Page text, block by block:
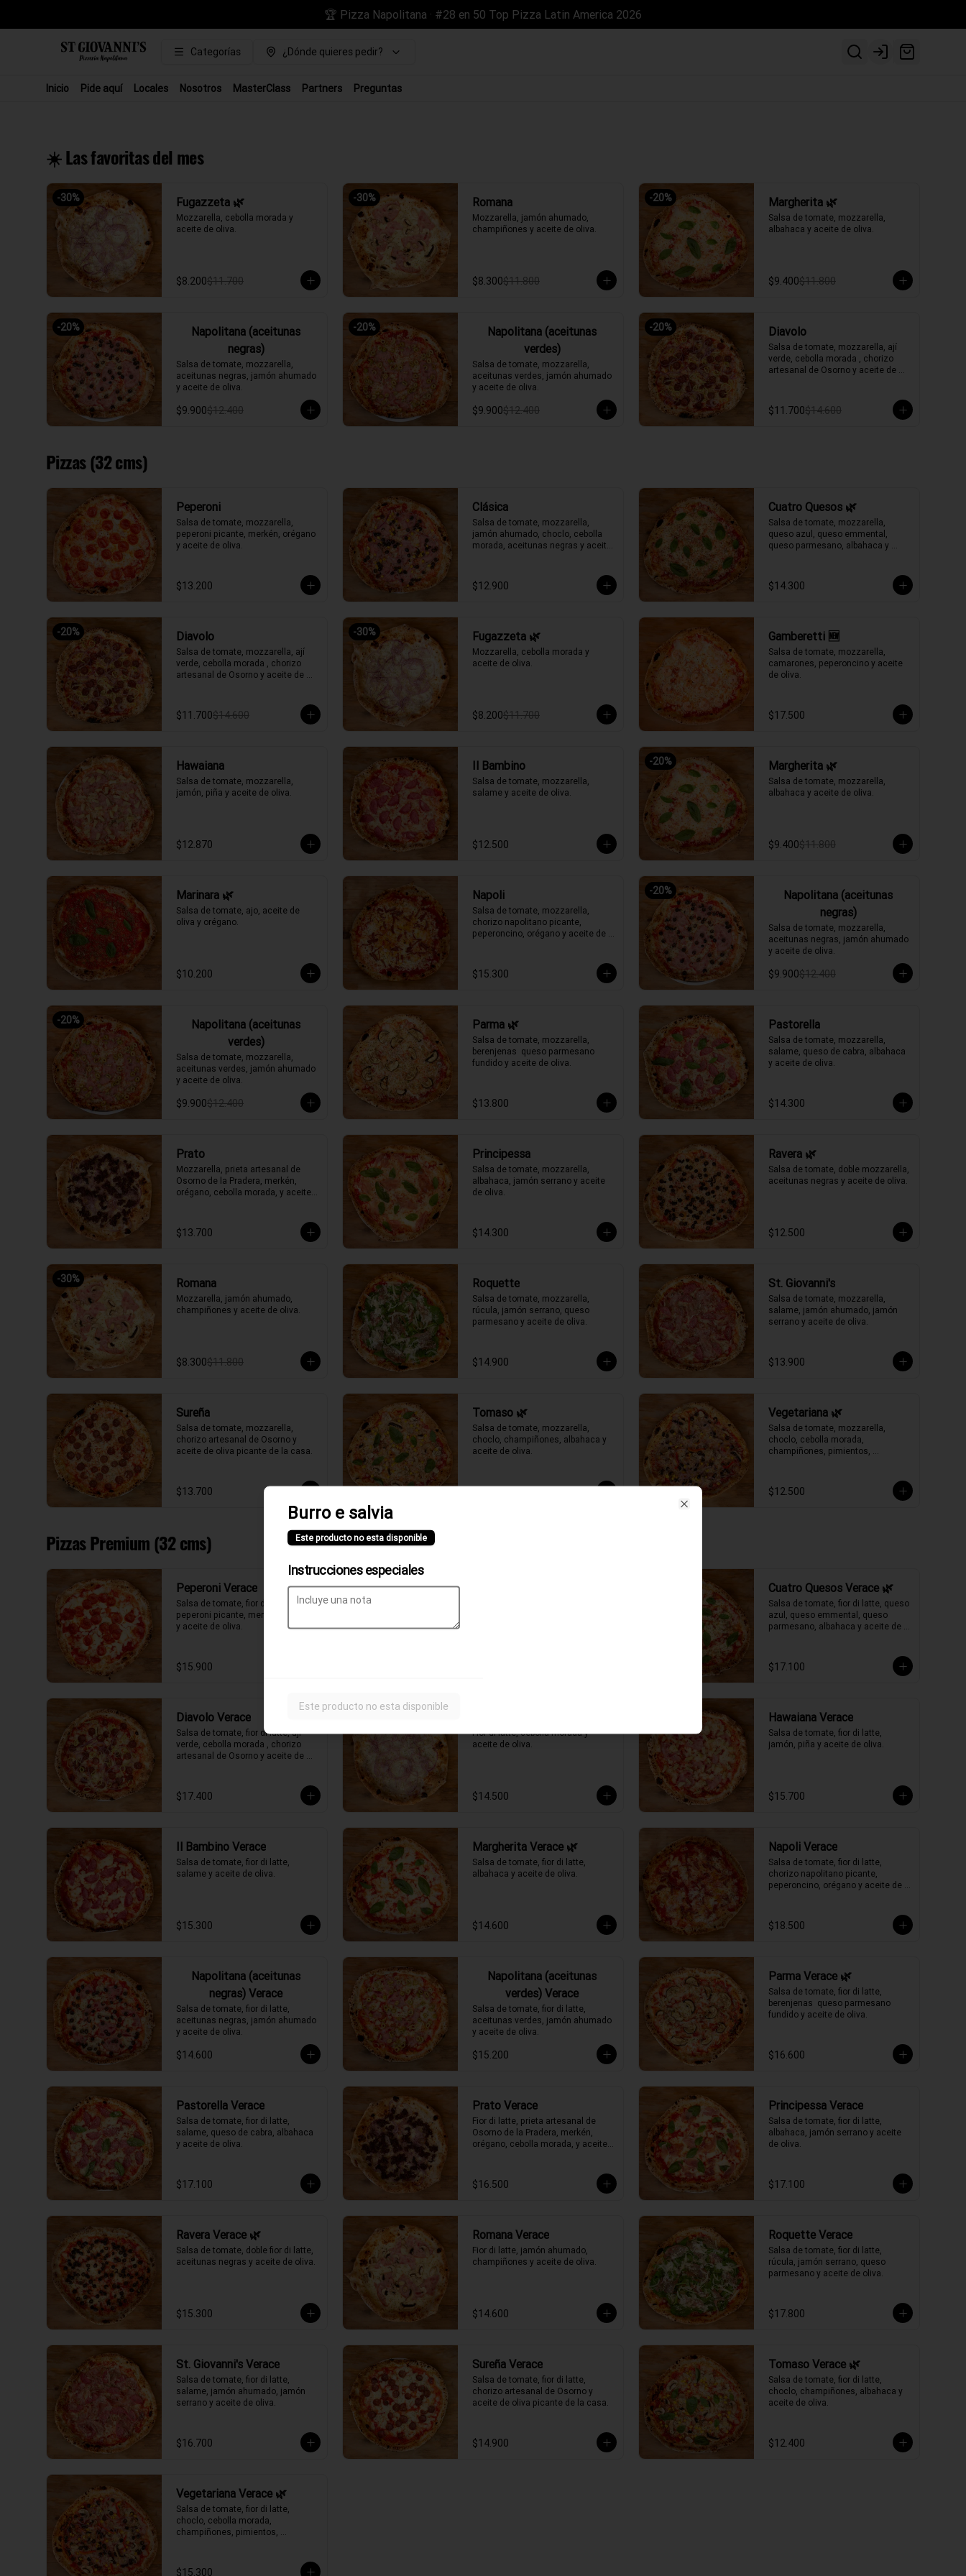
🏆 Pizza Napolitana · #28 en 50 Top Pizza Latin America 2026
Categorías ¿Dónde quieres pedir? Login
Inicio Pide aquí Locales Nosotros MasterClass Partners Preguntas
☀️ Las favoritas del mes
-30% Fugazzeta 🌿
Mozzarella, cebolla morada y
aceite de oliva.
$8.200$11.700
-30% Romana
Mozzarella, jamón ahumado,
champiñones y aceite de oliva.
$8.300$11.800
-20% Margherita 🌿
Salsa de tomate, mozzarella,
albahaca y aceite de oliva.
$9.400$11.800
-20%
Napolitana (aceitunas
negras)
Salsa de tomate, mozzarella,
aceitunas negras, jamón ahumado
y aceite de oliva.
$9.900$12.400
-20%
Napolitana (aceitunas
verdes)
Salsa de tomate, mozzarella,
aceitunas verdes, jamón ahumado
y aceite de oliva.
$9.900$12.400
-20% Diavolo
Salsa de tomate, mozzarella, ají
verde, cebolla morada , chorizo
artesanal de Osorno y aceite de
$11.700$14.600
Pizzas (32 cms)
Peperoni
Salsa de tomate, mozzarella,
peperoni picante, merkén, orégano
y aceite de oliva.
$13.200
Clásica
Salsa de tomate, mozzarella,
jamón ahumado, choclo, cebolla
morada, aceitunas negras y aceite
$12.900
Cuatro Quesos 🌿
Salsa de tomate, mozzarella,
queso azul, queso emmental,
queso parmesano, albahaca y
$14.300
-20% Diavolo
Salsa de tomate, mozzarella, ají
verde, cebolla morada , chorizo
artesanal de Osorno y aceite de
$11.700$14.600
-30% Fugazzeta 🌿
Mozzarella, cebolla morada y
aceite de oliva.
$8.200$11.700
Gamberetti 🆕
Salsa de tomate, mozzarella,
camarones, peperoncino y aceite
de oliva.
$17.500
Hawaiana
Salsa de tomate, mozzarella,
jamón, piña y aceite de oliva.
$12.870
Il Bambino
Salsa de tomate, mozzarella,
salame y aceite de oliva.
$12.500
-20% Margherita 🌿
Salsa de tomate, mozzarella,
albahaca y aceite de oliva.
$9.400$11.800
Marinara 🌿
Salsa de tomate, ajo, aceite de
oliva y orégano.
$10.200
Napoli
Salsa de tomate, mozzarella,
chorizo napolitano picante,
peperoncino, orégano y aceite de
$15.300
-20%
Napolitana (aceitunas
negras)
Salsa de tomate, mozzarella,
aceitunas negras, jamón ahumado
y aceite de oliva.
$9.900$12.400
-20%
Napolitana (aceitunas
verdes)
Salsa de tomate, mozzarella,
aceitunas verdes, jamón ahumado
y aceite de oliva.
$9.900$12.400
Parma 🌿
Salsa de tomate, mozzarella,
berenjenas  queso parmesano
fundido y aceite de oliva.
$13.800
Pastorella
Salsa de tomate, mozzarella,
salame, queso de cabra, albahaca
y aceite de oliva.
$14.300
Prato
Mozzarella, prieta artesanal de
Osorno de la Pradera, merkén,
orégano, cebolla morada, y aceite
$13.700
Principessa
Salsa de tomate, mozzarella,
albahaca, jamón serrano y aceite
de oliva.
$14.300
Ravera 🌿
Salsa de tomate, doble mozzarella,
aceitunas negras y aceite de oliva.
$12.500
-30% Romana
Mozzarella, jamón ahumado,
champiñones y aceite de oliva.
$8.300$11.800
Roquette
Salsa de tomate, mozzarella,
rúcula, jamón serrano, queso
parmesano y aceite de oliva.
$14.900
St. Giovanni's
Salsa de tomate, mozzarella,
salame, jamón ahumado, jamón
serrano y aceite de oliva.
$13.900
Sureña
Salsa de tomate, mozzarella,
chorizo artesanal de Osorno y
aceite de oliva picante de la casa.
$13.700
Tomaso 🌿
Salsa de tomate, mozzarella,
choclo, champiñones, albahaca y
aceite de oliva.
Vegetariana 🌿
Salsa de tomate, mozzarella,
choclo, cebolla morada,
champiñones, pimientos,
$12.500
Pizzas Premium (32 cms)
Peperoni Verace
Salsa de tomate, fior di latte,
peperoni picante, merkén, orégano
y aceite de oliva.
$15.900
Cuatro Quesos Verace 🌿
Salsa de tomate, fior di latte, queso
azul, queso emmental, queso
parmesano, albahaca y aceite de
$17.100
Diavolo Verace
Salsa de tomate, fior di latte, ají
verde, cebolla morada , chorizo
artesanal de Osorno y aceite de
$17.400
Fior di latte, cebolla morada y
aceite de oliva.
$14.500
Hawaiana Verace
Salsa de tomate, fior di latte,
jamón, piña y aceite de oliva.
$15.700
Il Bambino Verace
Salsa de tomate, fior di latte,
salame y aceite de oliva.
$15.300
Margherita Verace 🌿
Salsa de tomate, fior di latte,
albahaca y aceite de oliva.
$14.600
Napoli Verace
Salsa de tomate, fior di latte,
chorizo napolitano picante,
peperoncino, orégano y aceite de
$18.500
Napolitana (aceitunas
negras) Verace
Salsa de tomate, fior di latte,
aceitunas negras, jamón ahumado
y aceite de oliva.
$14.600
Napolitana (aceitunas
verdes) Verace
Salsa de tomate, fior di latte,
aceitunas verdes, jamón ahumado
y aceite de oliva.
$15.200
Parma Verace 🌿
Salsa de tomate, fior di latte,
berenjenas  queso parmesano
fundido y aceite de oliva.
$16.600
Pastorella Verace
Salsa de tomate, fior di latte,
salame, queso de cabra, albahaca
y aceite de oliva.
$17.100
Prato Verace
Fior di latte, prieta artesanal de
Osorno de la Pradera, merkén,
orégano, cebolla morada, y aceite
$16.500
Principessa Verace
Salsa de tomate, fior di latte,
albahaca, jamón serrano y aceite
de oliva.
$17.100
Ravera Verace 🌿
Salsa de tomate, doble fior di latte,
aceitunas negras y aceite de oliva.
$15.300
Romana Verace
Fior di latte, jamón ahumado,
champiñones y aceite de oliva.
$14.600
Roquette Verace
Salsa de tomate, fior di latte,
rúcula, jamón serrano, queso
parmesano y aceite de oliva.
$17.800
St. Giovanni's Verace
Salsa de tomate, fior di latte,
salame, jamón ahumado, jamón
serrano y aceite de oliva.
$16.700
Sureña Verace
Salsa de tomate, fior di latte,
chorizo artesanal de Osorno y
aceite de oliva picante de la casa.
$14.900
Tomaso Verace 🌿
Salsa de tomate, fior di latte,
choclo, champiñones, albahaca y
aceite de oliva.
$12.400
Vegetariana Verace 🌿
Salsa de tomate, fior di latte,
choclo, cebolla morada,
champiñones, pimientos,
$15.300
Burro e salvia
Este producto no esta disponible
Instrucciones especiales
Este producto no esta disponible